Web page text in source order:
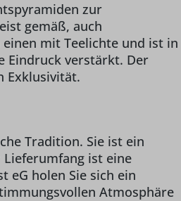
zur
gemäß, auch
mit Teelichte und ist in
Eindruck verstärkt. Der
Exklusivität.
Tradition. Sie ist ein
Lieferumfang ist eine
eG holen Sie sich ein
Atmosphäre